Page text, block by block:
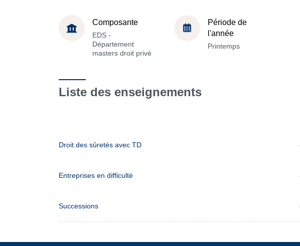
Composante
EDS -
Département
masters droit privé
Période de
l'année
Printemps
Liste des enseignements
Droit des sûretés avec TD
Entreprises en difficulté
Successions